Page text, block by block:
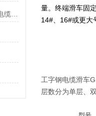
量。终端滑车固
14#、16#或更大
工字钢电缆滑车
层数分为单层、